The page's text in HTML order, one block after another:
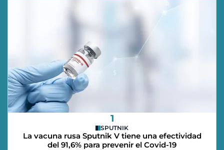
1
SPUTNIK
La vacuna rusa Sputnik V tiene una efectividad
del 91,6% para prevenir el Covid-19